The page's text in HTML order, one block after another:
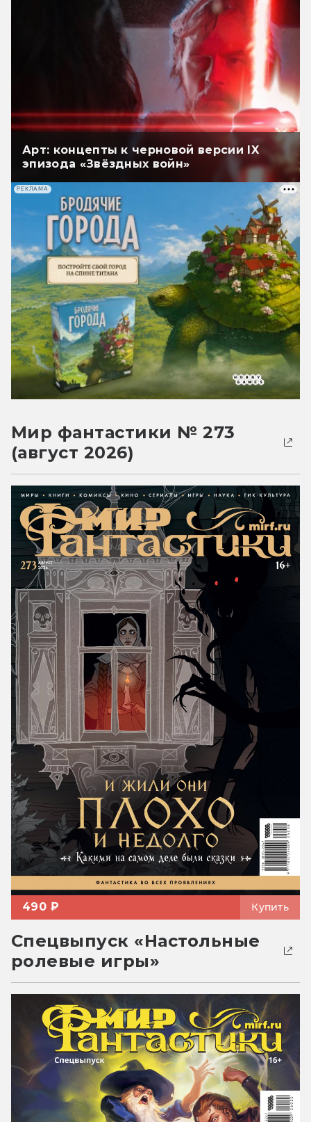
Арт: концепты к черновой версии IX
эпизода «Звёздных войн»
РЕКЛАМА
Мир фантастики № 273
(август 2026)
490 ₽ Купить
Спецвыпуск «Настольные
ролевые игры»